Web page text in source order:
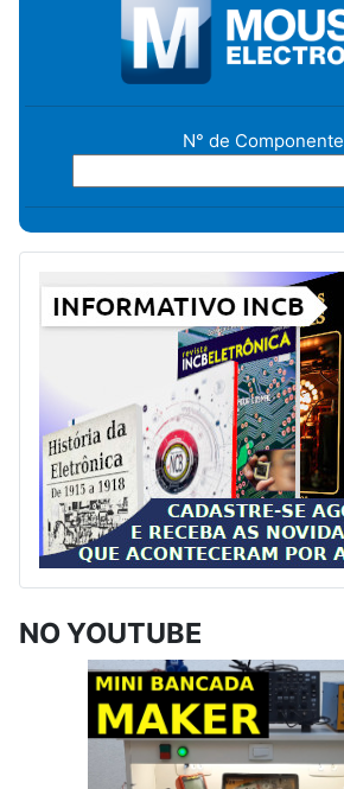
N° de Componente
NO YOUTUBE